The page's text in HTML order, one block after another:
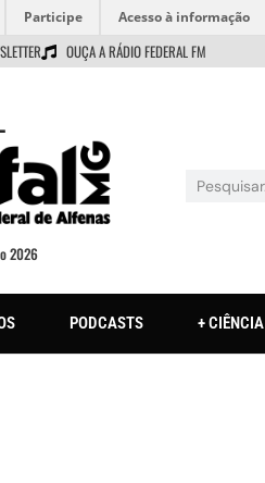
Participe Acesso à informação
OUÇA A RÁDIO FEDERAL FM
2026
PODCASTS + CIÊNCIA